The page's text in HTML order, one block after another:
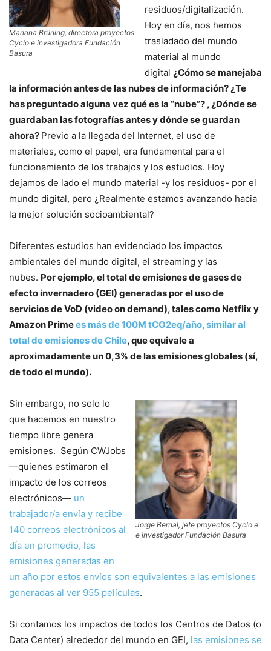
Mariana Brüning, directora proyectos
Cyclo e investigadora Fundación
Basura
residuos/digitalización.
Hoy en día, nos hemos
trasladado del mundo
material al mundo
digital ¿Cómo se manejaba
la información antes de las nubes de información? ¿Te
has preguntado alguna vez qué es la “nube”? , ¿Dónde se
guardaban las fotografías antes y dónde se guardan
ahora? Previo a la llegada del Internet, el uso de
materiales, como el papel, era fundamental para el
funcionamiento de los trabajos y los estudios. Hoy
dejamos de lado el mundo material -y los residuos- por el
mundo digital, pero ¿Realmente estamos avanzando hacia
la mejor solución socioambiental?
Diferentes estudios han evidenciado los impactos
ambientales del mundo digital, el streaming y las
nubes. Por ejemplo, el total de emisiones de gases de
efecto invernadero (GEI) generadas por el uso de
servicios de VoD (video on demand), tales como Netflix y
Amazon Primees más de 100M tCO2eq/año, similar al
total de emisiones de Chile, que equivale a
aproximadamente un 0,3% de las emisiones globales (sí,
de todo el mundo).
Jorge Bernal, jefe proyectos Cyclo e
e investigador Fundación Basura
Sin embargo, no solo lo
que hacemos en nuestro
tiempo libre genera
emisiones. Según CWJobs
—quienes estimaron el
impacto de los correos
electrónicos— un
trabajador/a envía y recibe
140 correos electrónicos al
día en promedio, las
emisiones generadas en
un año por estos envíos son equivalentes a las emisiones
generadas al ver 955 películas.
Si contamos los impactos de todos los Centros de Datos (o
Data Center) alrededor del mundo en GEI, las emisiones se